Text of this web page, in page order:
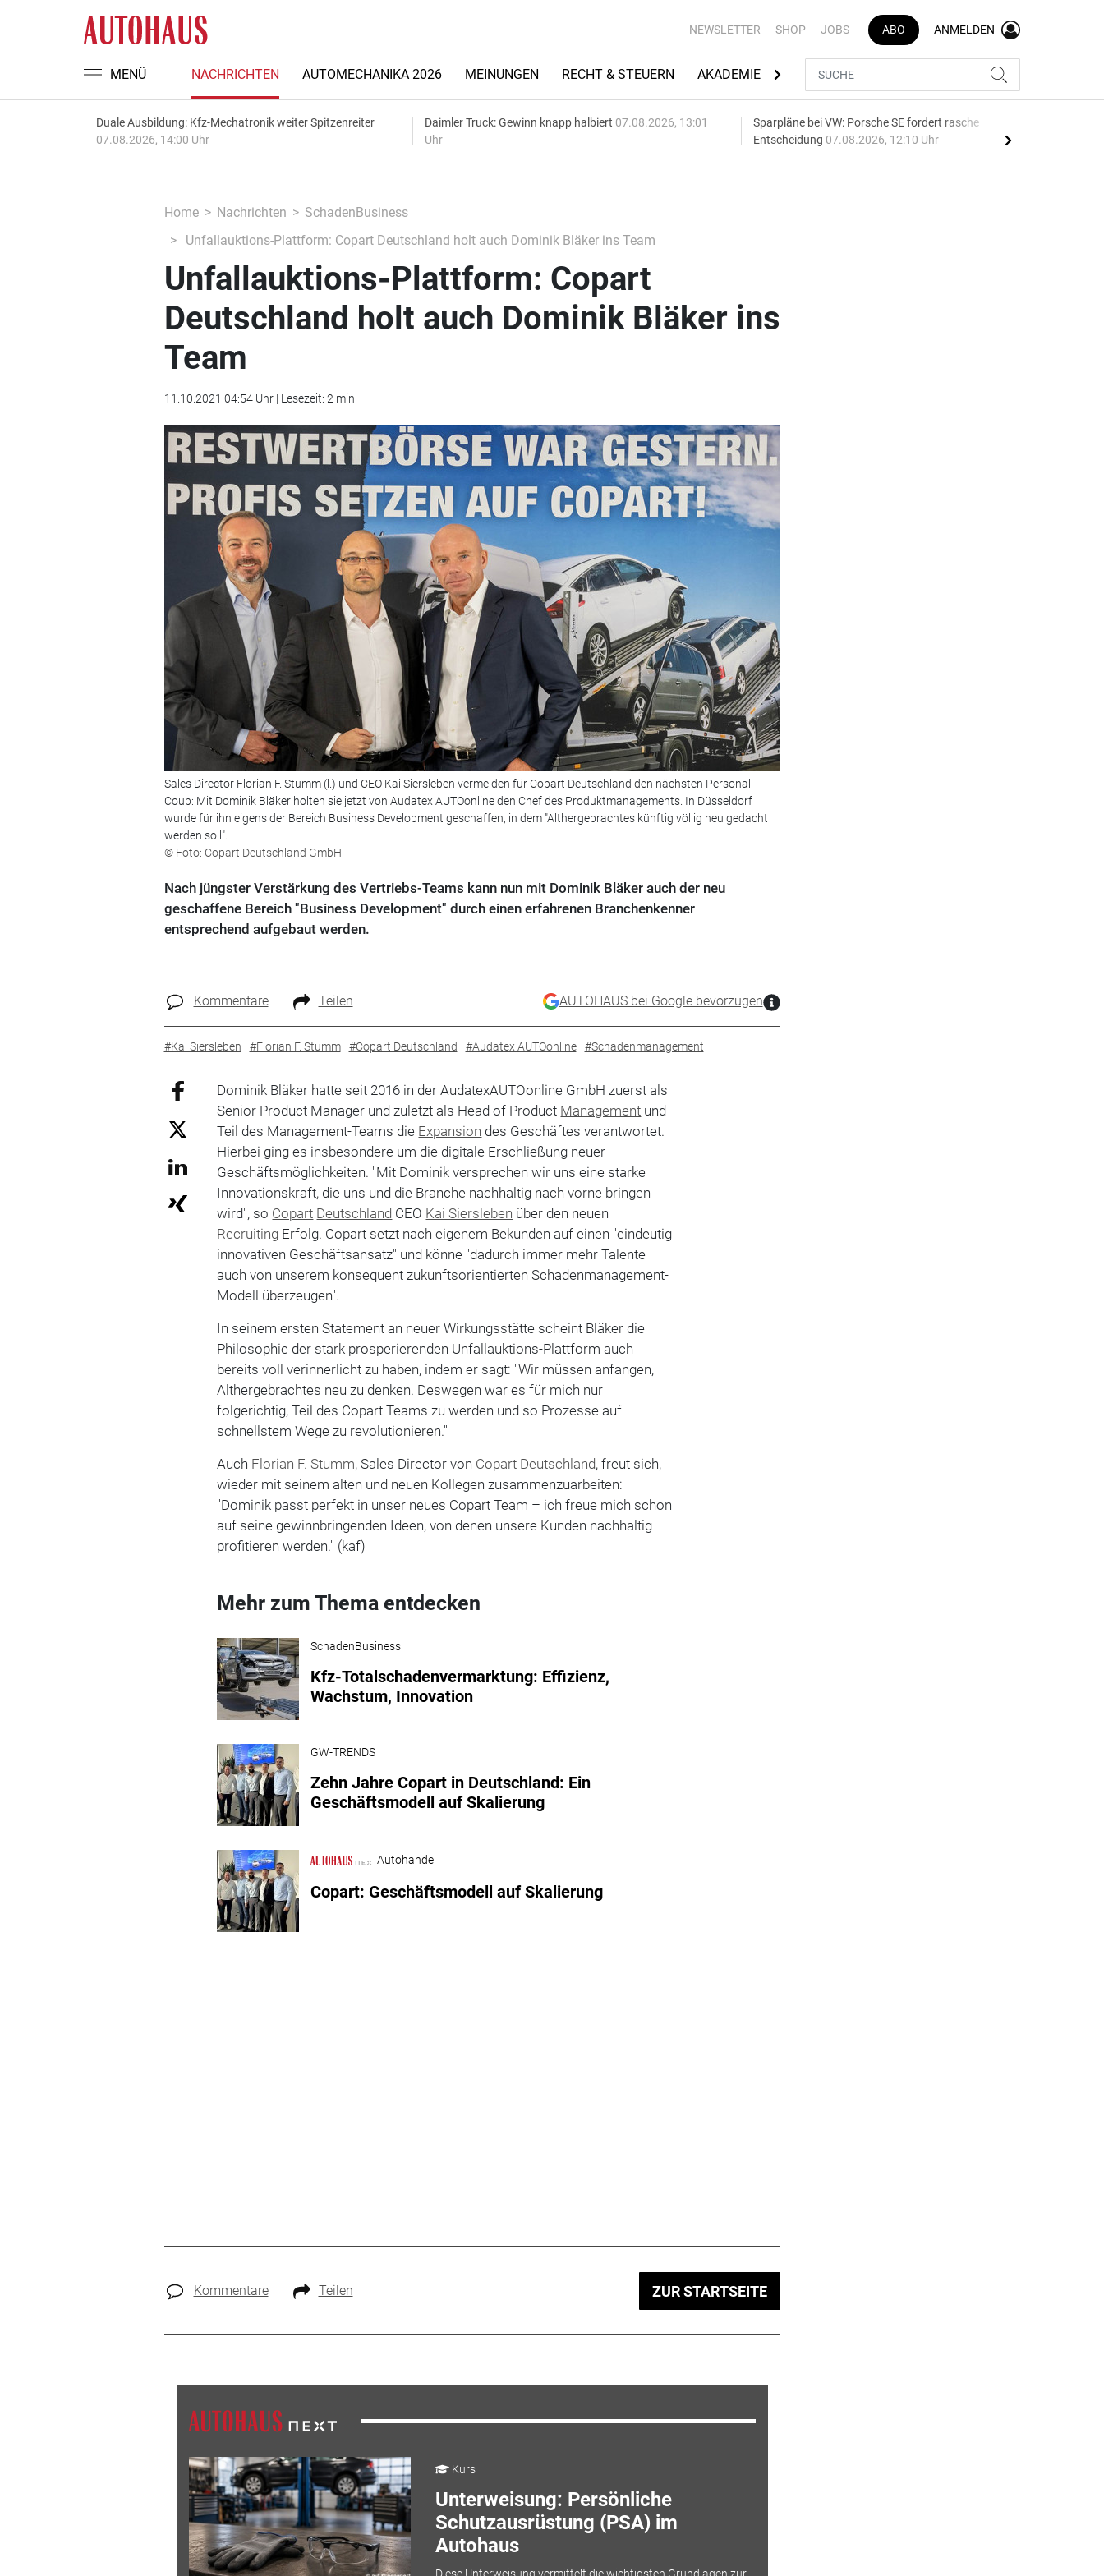
NEWSLETTER SHOP JOBS ABO ANMELDEN
MENÜ NACHRICHTEN AUTOMECHANIKA 2026 MEINUNGEN RECHT & STEUERN AKADEMIE AUTOMARKEN
Duale Ausbildung: Kfz-Mechatronik weiter Spitzenreiter
07.08.2026, 14:00 Uhr
Daimler Truck: Gewinn knapp halbiert 07.08.2026, 13:01
Uhr
Sparpläne bei VW: Porsche SE fordert rasche
Entscheidung 07.08.2026, 12:10 Uhr
Home Nachrichten
SchadenBusiness
Unfallauktions-Plattform: Copart Deutschland holt auch Dominik Bläker ins Team
Unfallauktions-Plattform: Copart
Deutschland holt auch Dominik Bläker ins
Team
11.10.2021 04:54 Uhr | Lesezeit: 2 min
Sales Director Florian F. Stumm (l.) und CEO Kai Siersleben vermelden für Copart Deutschland den nächsten Personal-
Coup: Mit Dominik Bläker holten sie jetzt von Audatex AUTOonline den Chef des Produktmanagements. In Düsseldorf
wurde für ihn eigens der Bereich Business Development geschaffen, in dem "Althergebrachtes künftig völlig neu gedacht
werden soll".
© Foto: Copart Deutschland GmbH
Nach jüngster Verstärkung des Vertriebs-Teams kann nun mit Dominik Bläker auch der neu
geschaffene Bereich "Business Development" durch einen erfahrenen Branchenkenner
entsprechend aufgebaut werden.
Kommentare Teilen AUTOHAUS bei Google bevorzugen
#Kai Siersleben #Florian F. Stumm #Copart Deutschland #Audatex AUTOonline #Schadenmanagement
Dominik Bläker hatte seit 2016 in der AudatexAUTOonline GmbH zuerst als
Senior Product Manager und zuletzt als Head of Product Management und
Teil des Management-Teams die Expansion des Geschäftes verantwortet.
Hierbei ging es insbesondere um die digitale Erschließung neuer
Geschäftsmöglichkeiten. "Mit Dominik versprechen wir uns eine starke
Innovationskraft, die uns und die Branche nachhaltig nach vorne bringen
wird", so Copart Deutschland CEO Kai Siersleben über den neuen
Recruiting Erfolg. Copart setzt nach eigenem Bekunden auf einen "eindeutig
innovativen Geschäftsansatz" und könne "dadurch immer mehr Talente
auch von unserem konsequent zukunftsorientierten Schadenmanagement-
Modell überzeugen".
In seinem ersten Statement an neuer Wirkungsstätte scheint Bläker die
Philosophie der stark prosperierenden Unfallauktions-Plattform auch
bereits voll verinnerlicht zu haben, indem er sagt: "Wir müssen anfangen,
Althergebrachtes neu zu denken. Deswegen war es für mich nur
folgerichtig, Teil des Copart Teams zu werden und so Prozesse auf
schnellstem Wege zu revolutionieren."
Auch Florian F. Stumm, Sales Director von Copart Deutschland, freut sich,
wieder mit seinem alten und neuen Kollegen zusammenzuarbeiten:
"Dominik passt perfekt in unser neues Copart Team – ich freue mich schon
auf seine gewinnbringenden Ideen, von denen unsere Kunden nachhaltig
profitieren werden." (kaf)
Mehr zum Thema entdecken
SchadenBusiness
Kfz-Totalschadenvermarktung: Effizienz,
Wachstum, Innovation
GW-TRENDS
Zehn Jahre Copart in Deutschland: Ein
Geschäftsmodell auf Skalierung
Autohandel
Copart: Geschäftsmodell auf Skalierung
Kommentare Teilen ZUR STARTSEITE
Kurs
Unterweisung: Persönliche
Schutzausrüstung (PSA) im
Autohaus